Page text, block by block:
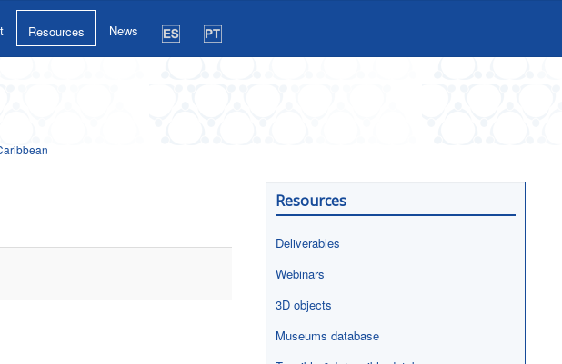
Resources News
Resources
Deliverables
Webinars
3D objects
Museums database